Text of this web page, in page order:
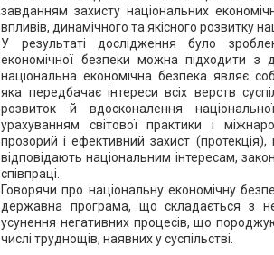
завданням захисту національних
впливів, динамічного та якісного розвитку
У результаті дослідження було
економічної безпеки можна підходити з
національна економічна безпека являє
яка передбачає інтереси всіх верств
розвиток й вдосконалення
урахуванням світової практики і
прозорий і ефективний захист
відповідають національним інтересам,
співпраці.
Говорячи про національну економічну
державна програма, що складається з
усунення негативних процесів, що
числі труднощів, наявних у суспільстві.